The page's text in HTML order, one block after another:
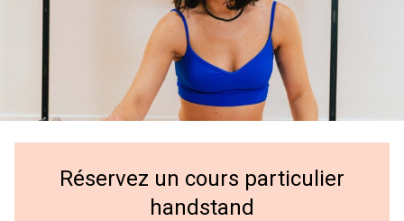
Réservez un cours particulier
handstand